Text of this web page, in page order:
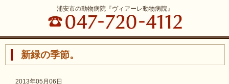
浦安市の動物病院『ヴィアーレ動物病院』
新緑の季節。
2013年05月06日